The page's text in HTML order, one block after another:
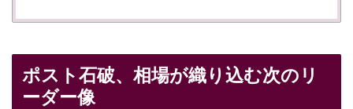
ポスト石破、相場が織り込む次のリ
ーダー像